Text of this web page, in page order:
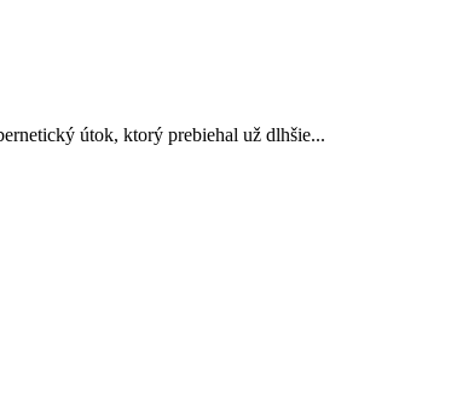
útok, ktorý prebiehal už dlhšie...